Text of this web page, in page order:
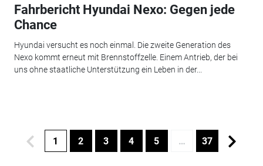
Fahrbericht Hyundai Nexo: Gegen jede
Chance
Hyundai versucht es noch einmal. Die zweite Generation des
Nexo kommt erneut mit Brennstoffzelle. Einem Antrieb, der bei
uns ohne staatliche Unterstützung ein Leben in der...
1 2 3 4 5 … 37